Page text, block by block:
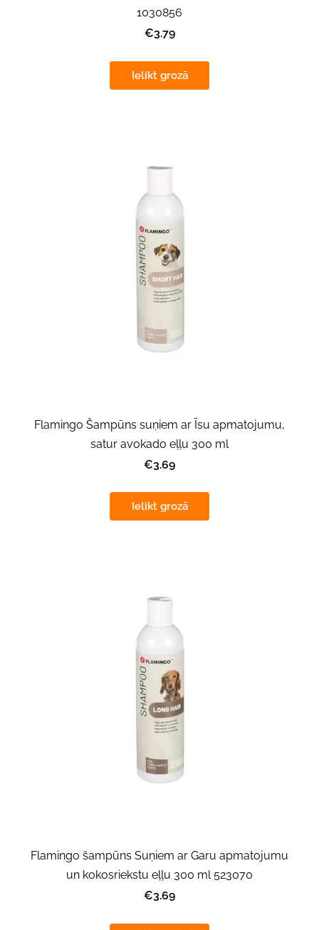
1030856
€3.79
Ielikt grozā
Flamingo Šampūns suņiem ar Īsu apmatojumu,
satur avokado eļļu 300 ml
€3.69
Ielikt grozā
Flamingo šampūns Suņiem ar Garu apmatojumu
un kokosriekstu eļļu 300 ml 523070
€3.69